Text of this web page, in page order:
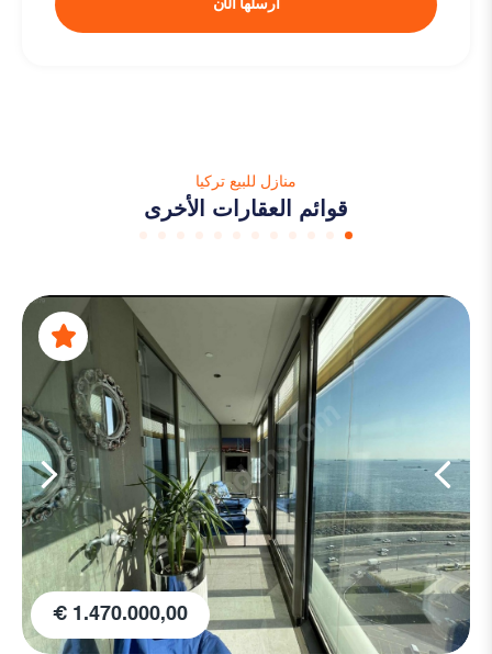
أرسلها الآن
منازل للبيع تركيا
قوائم العقارات الأخرى
75.000,00 €